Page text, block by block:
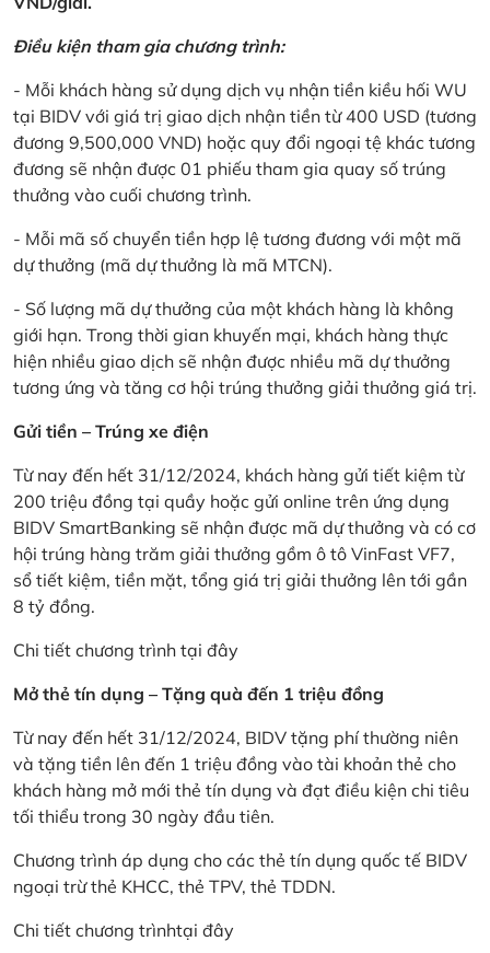
Điều kiện tham gia chương trình:
- Mỗi khách hàng sử dụng dịch vụ nhận tiền kiều hối WU
tại BIDV với giá trị giao dịch nhận tiền từ 400 USD (tương
đương 9,500,000 VND) hoặc quy đổi ngoại tệ khác tương
đương sẽ nhận được 01 phiếu tham gia quay số trúng
thưởng vào cuối chương trình.
- Mỗi mã số chuyển tiền hợp lệ tương đương với một mã
dự thưởng (mã dự thưởng là mã MTCN).
- Số lượng mã dự thưởng của một khách hàng là không
giới hạn. Trong thời gian khuyến mại, khách hàng thực
hiện nhiều giao dịch sẽ nhận được nhiều mã dự thưởng
tương ứng và tăng cơ hội trúng thưởng giải thưởng giá trị.
Gửi tiền – Trúng xe điện
Từ nay đến hết 31/12/2024, khách hàng gửi tiết kiệm từ
200 triệu đồng tại quầy hoặc gửi online trên ứng dụng
BIDV SmartBanking sẽ nhận được mã dự thưởng và có cơ
hội trúng hàng trăm giải thưởng gồm ô tô VinFast VF7,
sổ tiết kiệm, tiền mặt, tổng giá trị giải thưởng lên tới gần
8 tỷ đồng.
Chi tiết chương trình tại đây
Mở thẻ tín dụng – Tặng quà đến 1 triệu đồng
Từ nay đến hết 31/12/2024, BIDV tặng phí thường niên
và tặng tiền lên đến 1 triệu đồng vào tài khoản thẻ cho
khách hàng mở mới thẻ tín dụng và đạt điều kiện chi tiêu
tối thiểu trong 30 ngày đầu tiên.
Chương trình áp dụng cho các thẻ tín dụng quốc tế BIDV
ngoại trừ thẻ KHCC, thẻ TPV, thẻ TDDN.
Chi tiết chương trìnhtại đây